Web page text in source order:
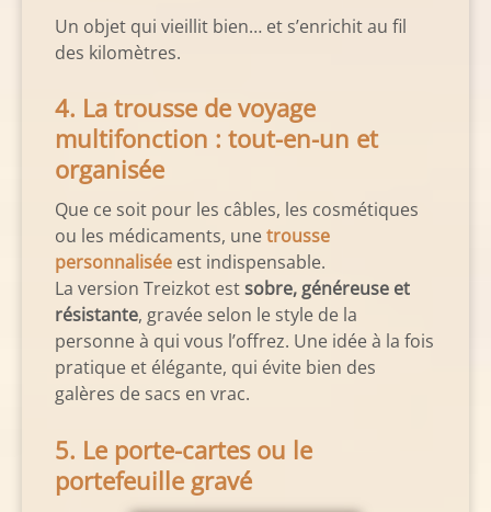
Un objet qui vieillit bien… et s’enrichit au fil
des kilomètres.
4. La trousse de voyage
multifonction : tout-en-un et
organisée
Que ce soit pour les câbles, les cosmétiques
ou les médicaments, unetrousse
personnalisée est indispensable.
La version Treizkot estsobre, généreuse et
résistante, gravée selon le style de la
personne à qui vous l’offrez. Une idée à la fois
pratique et élégante, qui évite bien des
galères de sacs en vrac.
5. Le porte-cartes ou le
portefeuille gravé